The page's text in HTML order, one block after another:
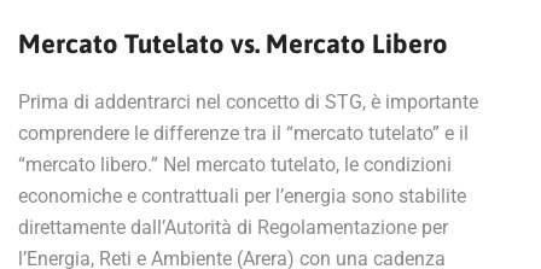
Mercato Tutelato vs. Mercato Libero
Prima di addentrarci nel concetto di STG, è importante
comprendere le differenze tra il “mercato tutelato” e il
“mercato libero.” Nel mercato tutelato, le condizioni
economiche e contrattuali per l’energia sono stabilite
direttamente dall’Autorità di Regolamentazione per
l’Energia, Reti e Ambiente (Arera) con una cadenza